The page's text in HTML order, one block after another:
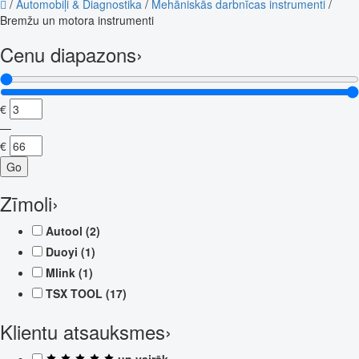
/ Automobiļi & Diagnostika / Mehāniskās darbnīcas instrumenti /
Bremžu un motora instrumenti
Cenu diapazons›
€
—
€
Go
Zīmoli›
Autool (2)
Duoyi (1)
Mlink (1)
TSX TOOL (17)
Klientu atsauksmes›